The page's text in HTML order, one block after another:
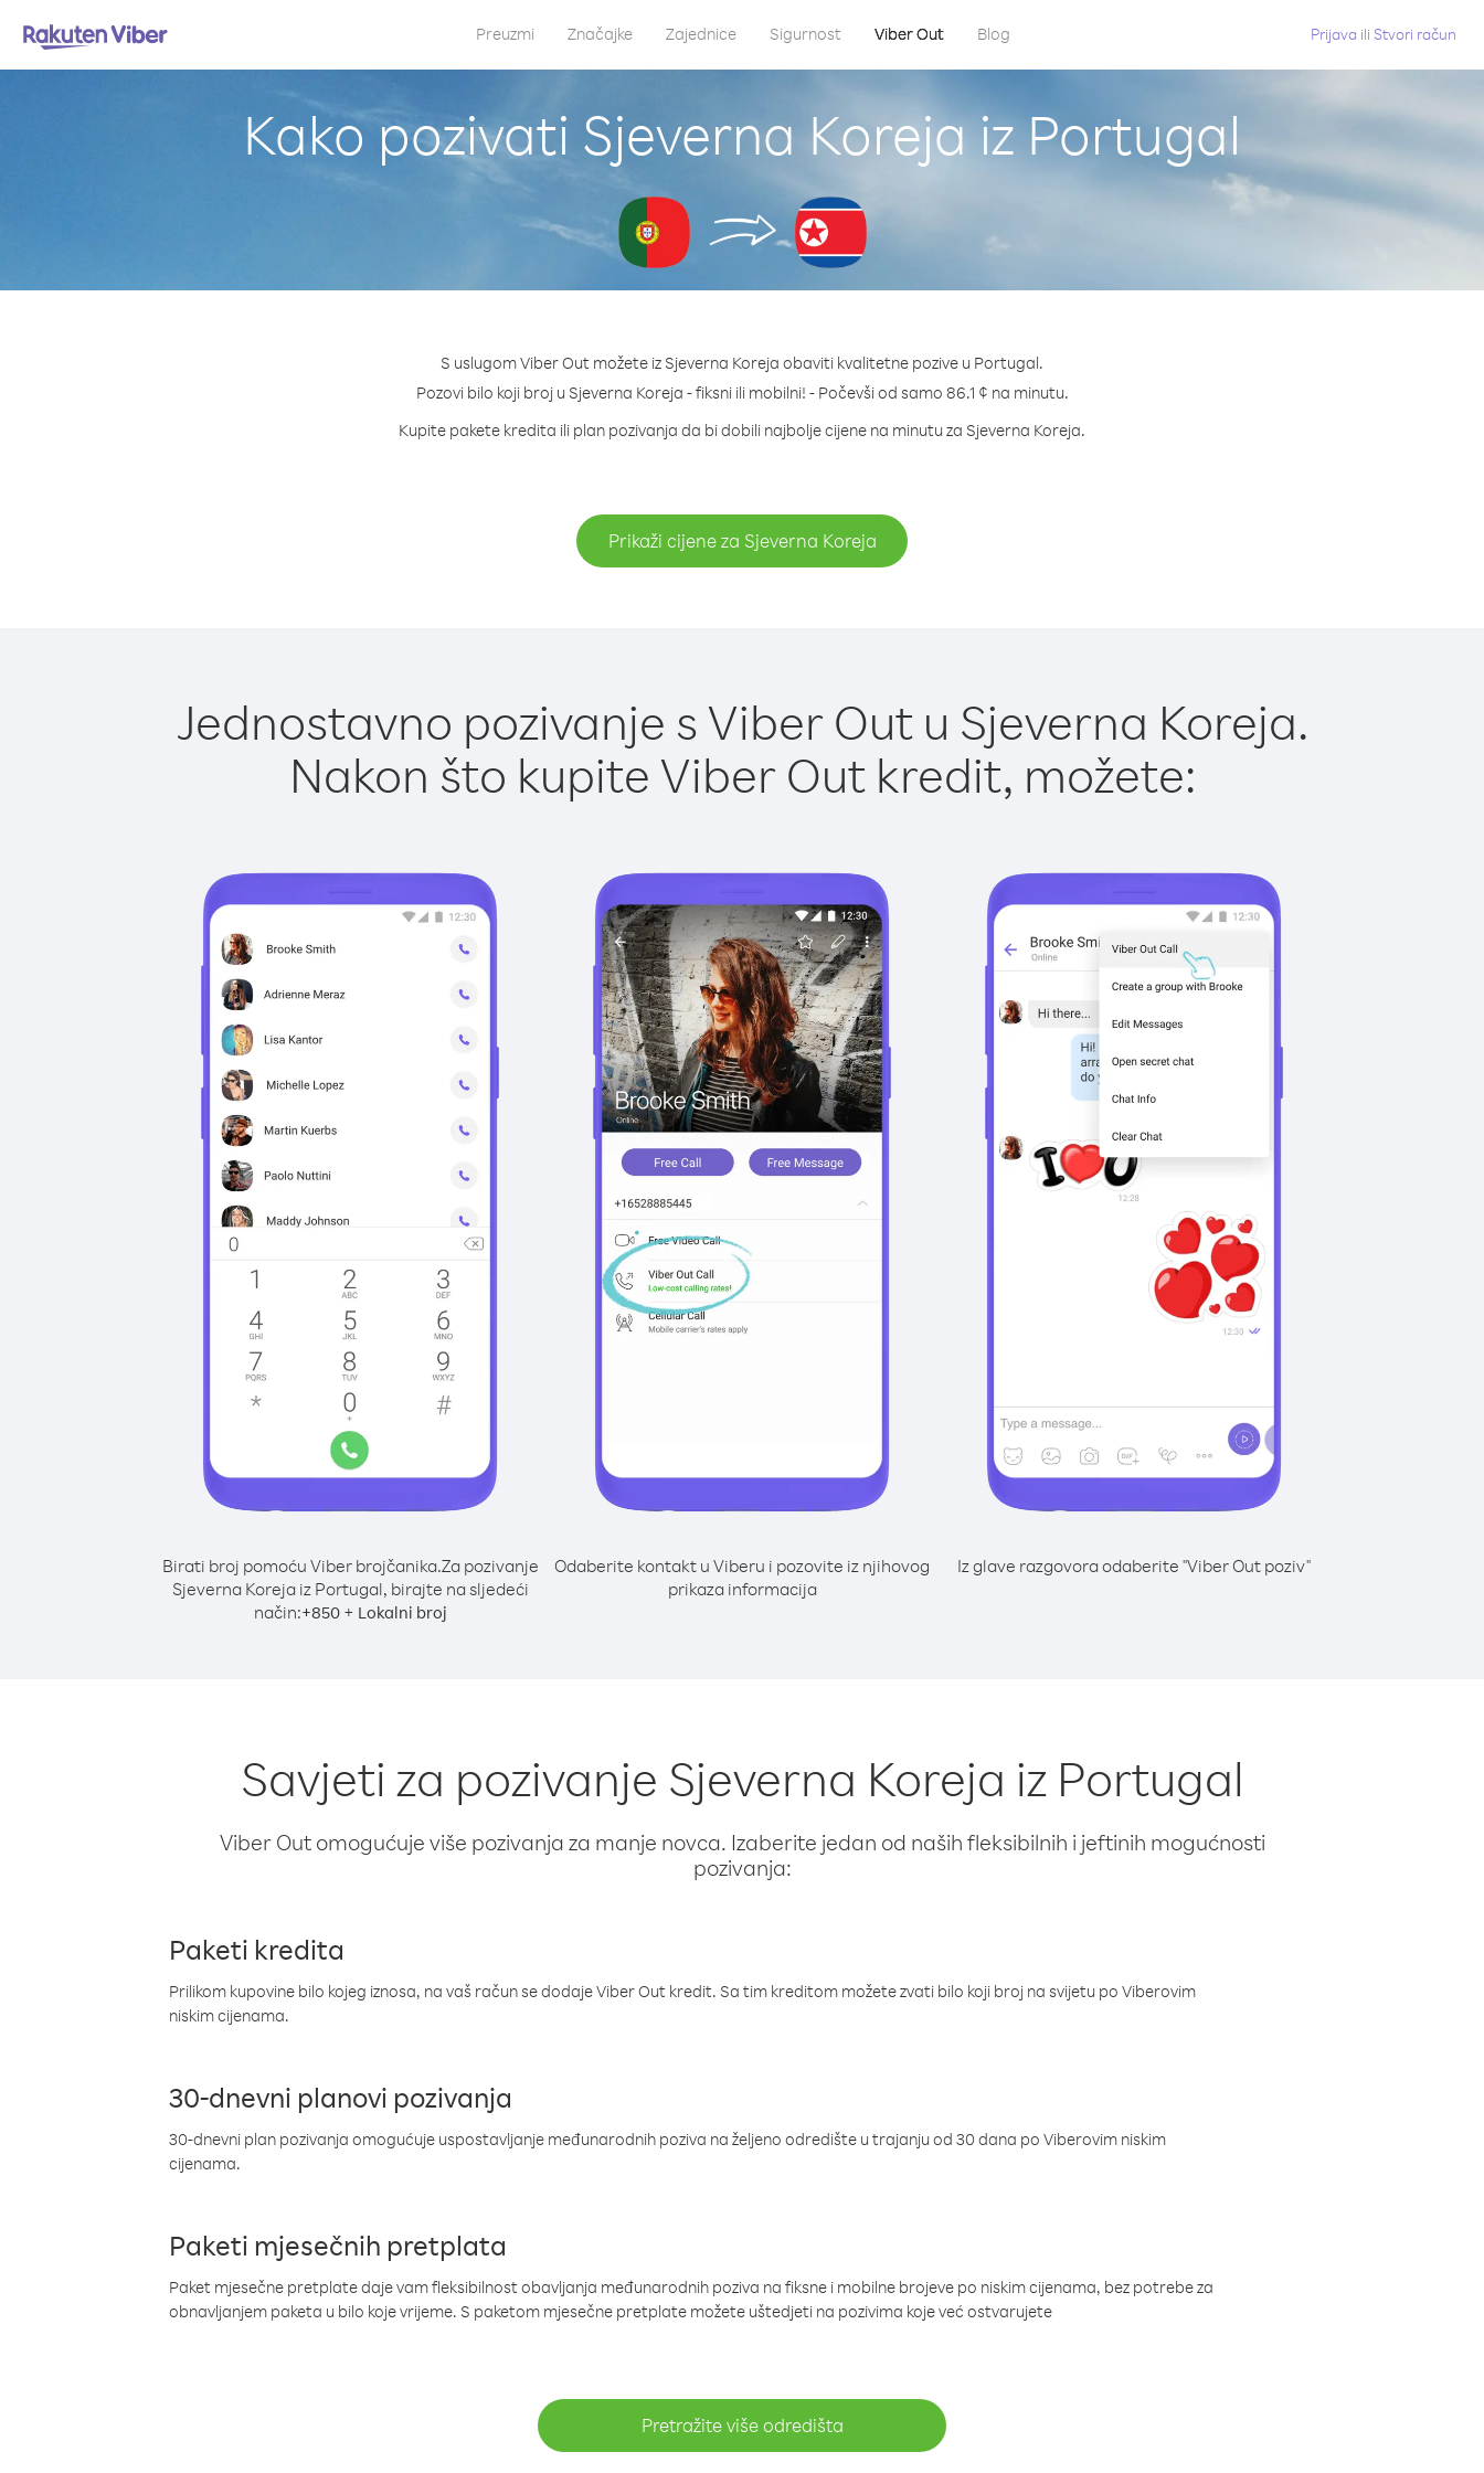
Preuzmi Značajke Zajednice Sigurnost Viber Out Blog Prijava ili Stvori račun
Kako pozivati Sjeverna Koreja iz Portugal
S uslugom Viber Out možete iz Sjeverna Koreja obaviti kvalitetne pozive u Portugal.
Pozovi bilo koji broj u Sjeverna Koreja - fiksni ili mobilni! - Počevši od samo 86.1 ¢ na minutu.
Kupite pakete kredita ili plan pozivanja da bi dobili najbolje cijene na minutu za Sjeverna Koreja.
Prikaži cijene za Sjeverna Koreja
Jednostavno pozivanje s Viber Out u Sjeverna Koreja.
Nakon što kupite Viber Out kredit, možete:
Birati broj pomoću Viber brojčanika.Za pozivanje
Sjeverna Koreja iz Portugal, birajte na sljedeći
način:+850+ Lokalni broj
Odaberite kontakt u Viberu i pozovite iz njihovog
prikaza informacija
Iz glave razgovora odaberite "Viber Out poziv"
Savjeti za pozivanje Sjeverna Koreja iz Portugal
Viber Out omogućuje više pozivanja za manje novca. Izaberite jedan od naših fleksibilnih i jeftinih mogućnosti
pozivanja:
Paketi kredita
Prilikom kupovine bilo kojeg iznosa, na vaš račun se dodaje Viber Out kredit. Sa tim kreditom možete zvati bilo koji broj na svijetu po Viberovim
niskim cijenama.
30-dnevni planovi pozivanja
30-dnevni plan pozivanja omogućuje uspostavljanje međunarodnih poziva na željeno odredište u trajanju od 30 dana po Viberovim niskim
cijenama.
Paketi mjesečnih pretplata
Paket mjesečne pretplate daje vam fleksibilnost obavljanja međunarodnih poziva na fiksne i mobilne brojeve po niskim cijenama, bez potrebe za
obnavljanjem paketa u bilo koje vrijeme. S paketom mjesečne pretplate možete uštedjeti na pozivima koje već ostvarujete
Pretražite više odredišta